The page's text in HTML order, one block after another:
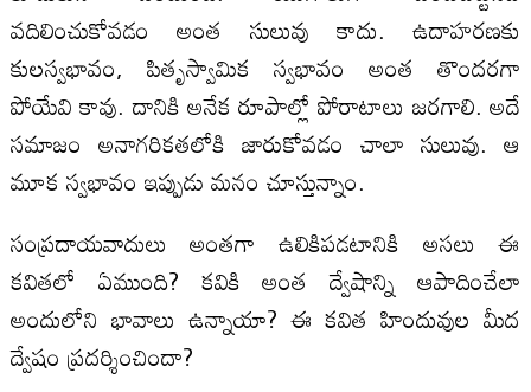
వదిలించుకోవడం అంత సులువు కాదు. ఉదాహరణకు
కులస్వభావం, పితృస్వామిక స్వభావం అంత తొందరగా
పోయేవి కావు. దానికి అనేక రూపాల్లో పోరాటాలు జరగాలి. అదే
సమాజం అనాగరికతలోకి జారుకోవడం చాలా సులువు. ఆ
మూక స్వభావం ఇప్పుడు మనం చూస్తున్నాం.
సంప్రదాయవాదులు అంతగా ఉలికిపడటానికి అసలు ఈ
కవితలో ఏముంది? కవికి అంత ద్వేషాన్ని ఆపాదించేలా
అందులోని భావాలు ఉన్నాయా? ఈ కవిత హిందువుల మీద
ద్వేషం ప్రదర్శించిందా?